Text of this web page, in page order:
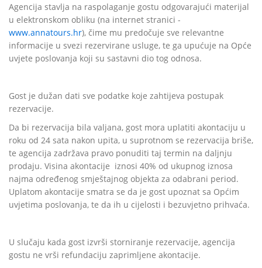
Agencija stavlja na raspolaganje gostu odgovarajući materijal
u elektronskom obliku (na internet stranici -
www.annatours.hr), čime mu predočuje sve relevantne
informacije u svezi rezervirane usluge, te ga upućuje na Opće
uvjete poslovanja koji su sastavni dio tog odnosa.
Gost je dužan dati sve podatke koje zahtijeva postupak
rezervacije.
Da bi rezervacija bila valjana, gost mora uplatiti akontaciju u
roku od 24 sata nakon upita, u suprotnom se rezervacija briše,
te agencija zadržava pravo ponuditi taj termin na daljnju
prodaju. Visina akontacije iznosi 40% od ukupnog iznosa
najma određenog smještajnog objekta za odabrani period.
Uplatom akontacije smatra se da je gost upoznat sa Općim
uvjetima poslovanja, te da ih u cijelosti i bezuvjetno prihvaća.
U slučaju kada gost izvrši storniranje rezervacije, agencija
gostu ne vrši refundaciju zaprimljene akontacije.